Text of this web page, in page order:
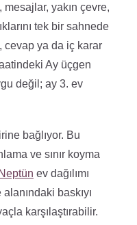
yakın çevre,
tek bir sahnede
cevap ya da iç karar
Ay üçgen
değil; ay 3. ev
bağlıyor. Bu
ve sınır koyma
Neptün ev dağılımı
baskıyı
karşılaştırabilir.